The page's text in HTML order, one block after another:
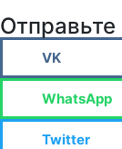
VK
WhatsApp
Twitter